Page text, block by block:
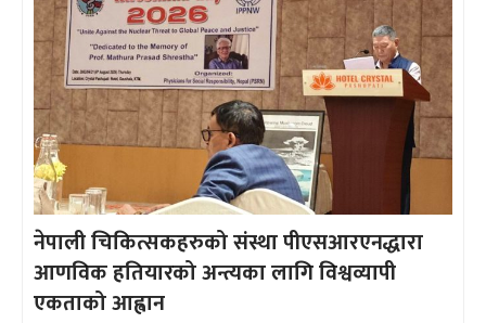
नेपाली चिकित्सकहरुको संस्था पीएसआरएनद्धारा
आणविक हतियारको अन्त्यका लागि विश्वव्यापी
एकताको आह्वान